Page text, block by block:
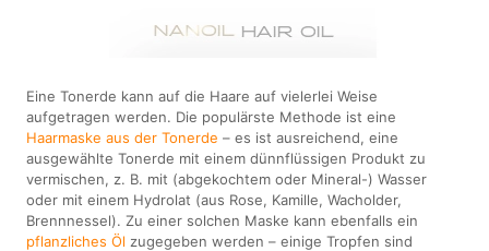
Eine Tonerde kann auf die Haare auf vielerlei Weise
aufgetragen werden. Die populärste Methode ist eine
Haarmaske aus der Tonerde – es ist ausreichend, eine
ausgewählte Tonerde mit einem dünnflüssigen Produkt zu
vermischen, z. B. mit (abgekochtem oder Mineral-) Wasser
oder mit einem Hydrolat (aus Rose, Kamille, Wacholder,
Brennnessel). Zu einer solchen Maske kann ebenfalls ein
pflanzliches Öl zugegeben werden – einige Tropfen sind